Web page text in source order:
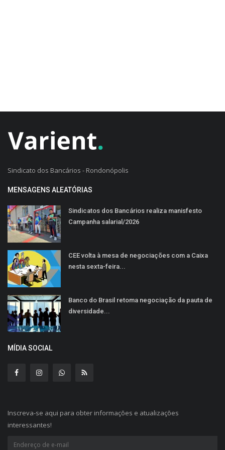
Sindicato dos Bancários - Rondonópolis
MENSAGENS ALEATÓRIAS
Sindicatos dos Bancários realiza manisfesto
Campanha salarial/2026
CEE volta à mesa de negociações com a Caixa
nesta sexta-feira...
Banco do Brasil retoma negociação da pauta de
diversidade...
MÍDIA SOCIAL
Inscreva-se aqui para obter informações e atualizações
interessantes!